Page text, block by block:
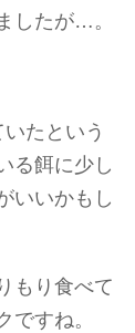
したが…。
たという
る餌に少し
いいかもし
もり食べて
ですね。